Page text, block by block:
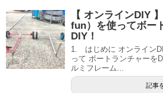
【 オンラインDIY
fun）を使ってボー
DIY！
1. はじめに オンライン
って ボートランチャーを
ルミフレーム...
記事